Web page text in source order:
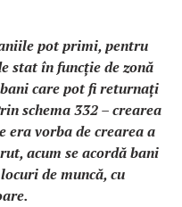
pot primi, pentru
stat în funcţie de zonă
care pot fi returnaţi
schema 332 – crearea
era vorba de crearea a
acum se acordă bani
de muncă, cu